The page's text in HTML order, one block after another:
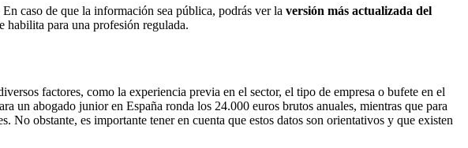
caso de que la información sea pública, podrás ver la versión más actualizada del
habilita para una profesión regulada.
factores, como la experiencia previa en el sector, el tipo de empresa o bufete en el
un abogado junior en España ronda los 24.000 euros brutos anuales, mientras que para
No obstante, es importante tener en cuenta que estos datos son orientativos y que existen